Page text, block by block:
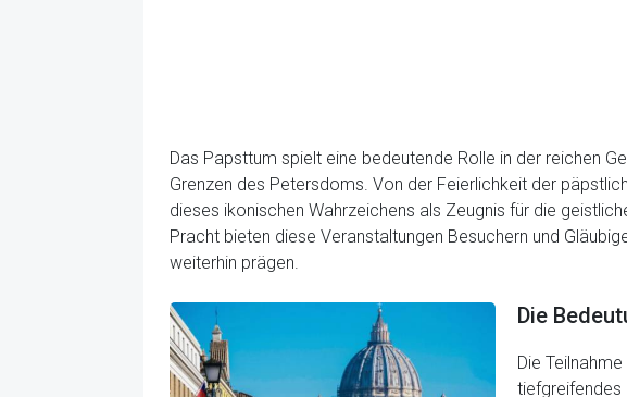
Das Papsttum spielt eine bedeutende Rolle in der reichen
Grenzen des Petersdoms. Von der Feierlichkeit der
dieses ikonischen Wahrzeichens als Zeugnis für die
Pracht bieten diese Veranstaltungen Besuchern und
weiterhin prägen.
Die
Die
tiefgreifendes